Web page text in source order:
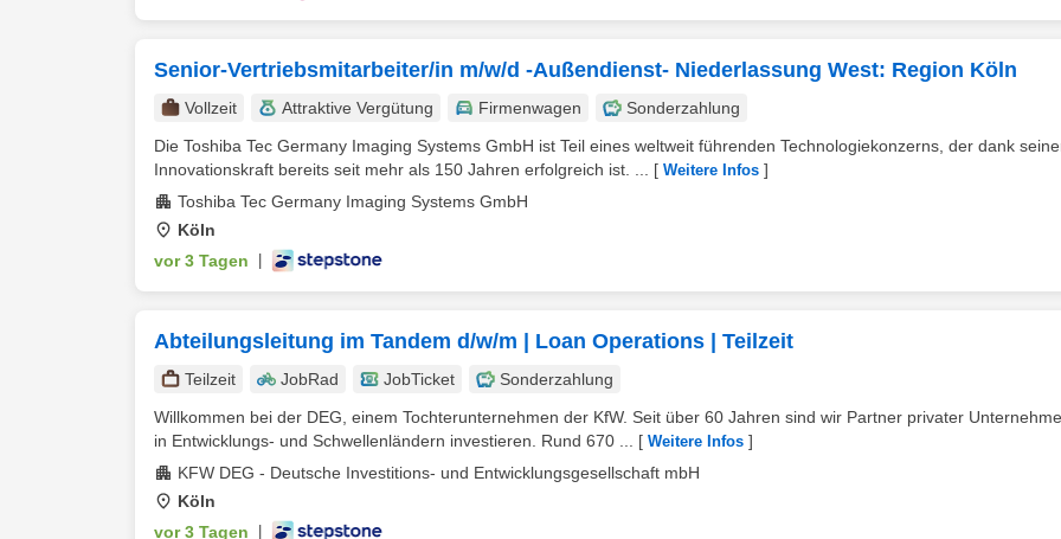
Senior-Vertriebsmitarbeiter/in m/w/d -Außendienst- Niederlassung West: Region Köln
Vollzeit Attraktive Vergütung Firmenwagen
Sonderzahlung
Die Toshiba Tec Germany Imaging Systems GmbH ist Teil eines weltweit führenden Technologiekonzerns, der dank
Innovationskraft bereits seit mehr als 150 Jahren erfolgreich ist. ...
[ Weitere Infos ]
Toshiba Tec Germany Imaging Systems GmbH
Köln
vor 3 Tagen
Abteilungsleitung im Tandem d/w/m | Loan Operations | Teilzeit
Teilzeit JobRad JobTicket
Sonderzahlung
Willkommen bei der DEG, einem Tochterunternehmen der KfW. Seit über 60 Jahren sind wir Partner privater
in Entwicklungs- und Schwellenländern investieren. Rund 670 ...
[ Weitere Infos ]
KFW DEG - Deutsche Investitions- und Entwicklungsgesellschaft mbH
Köln
vor 3 Tagen